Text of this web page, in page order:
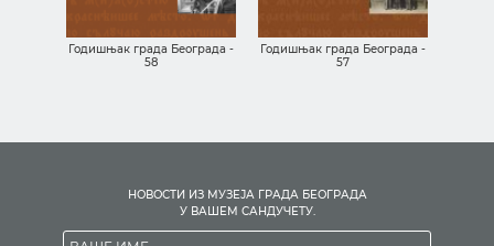
Годишњак града Београда -
58
Годишњак града Београда -
57
НОВОСТИ ИЗ МУЗЕЈА ГРАДА БЕОГРАДА
У ВАШЕМ САНДУЧЕТУ.